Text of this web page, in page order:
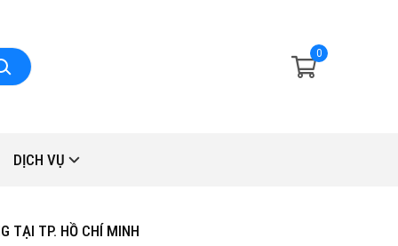
0
DỊCH VỤ
TẠI TP. HỒ CHÍ MINH